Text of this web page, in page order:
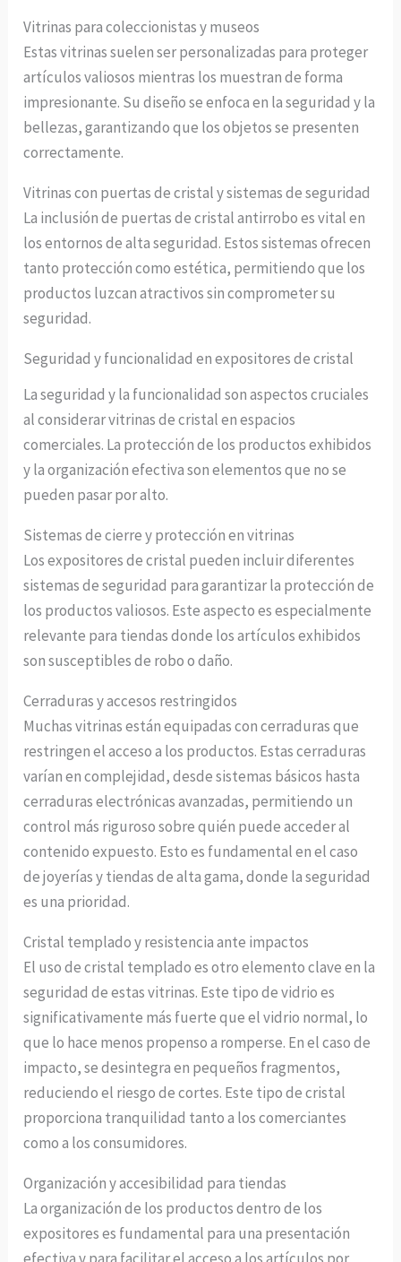
Vitrinas para coleccionistas y museos
Estas vitrinas suelen ser personalizadas para proteger
artículos valiosos mientras los muestran de forma
impresionante. Su diseño se enfoca en la seguridad y la
bellezas, garantizando que los objetos se presenten
correctamente.
Vitrinas con puertas de cristal y sistemas de seguridad
La inclusión de puertas de cristal antirrobo es vital en
los entornos de alta seguridad. Estos sistemas ofrecen
tanto protección como estética, permitiendo que los
productos luzcan atractivos sin comprometer su
seguridad.
Seguridad y funcionalidad en expositores de cristal
La seguridad y la funcionalidad son aspectos cruciales
al considerar vitrinas de cristal en espacios
comerciales. La protección de los productos exhibidos
y la organización efectiva son elementos que no se
pueden pasar por alto.
Sistemas de cierre y protección en vitrinas
Los expositores de cristal pueden incluir diferentes
sistemas de seguridad para garantizar la protección de
los productos valiosos. Este aspecto es especialmente
relevante para tiendas donde los artículos exhibidos
son susceptibles de robo o daño.
Cerraduras y accesos restringidos
Muchas vitrinas están equipadas con cerraduras que
restringen el acceso a los productos. Estas cerraduras
varían en complejidad, desde sistemas básicos hasta
cerraduras electrónicas avanzadas, permitiendo un
control más riguroso sobre quién puede acceder al
contenido expuesto. Esto es fundamental en el caso
de joyerías y tiendas de alta gama, donde la seguridad
es una prioridad.
Cristal templado y resistencia ante impactos
El uso de cristal templado es otro elemento clave en la
seguridad de estas vitrinas. Este tipo de vidrio es
significativamente más fuerte que el vidrio normal, lo
que lo hace menos propenso a romperse. En el caso de
impacto, se desintegra en pequeños fragmentos,
reduciendo el riesgo de cortes. Este tipo de cristal
proporciona tranquilidad tanto a los comerciantes
como a los consumidores.
Organización y accesibilidad para tiendas
La organización de los productos dentro de los
expositores es fundamental para una presentación